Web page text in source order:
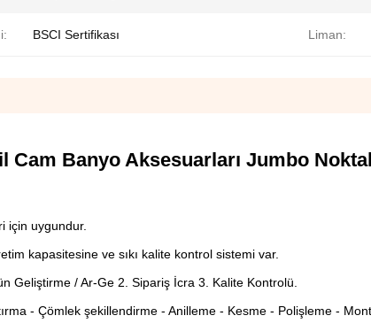
BSCI Sertifikası Liman:
Cam Banyo Aksesuarları Jumbo
için uygundur.
kapasitesine ve sıkı kalite kontrol sistemi var.
Geliştirme / Ar-Ge 2. Sipariş İcra 3. Kalite Kontrolü.
- Çömlek şekillendirme - Anilleme - Kesme - Polişleme -